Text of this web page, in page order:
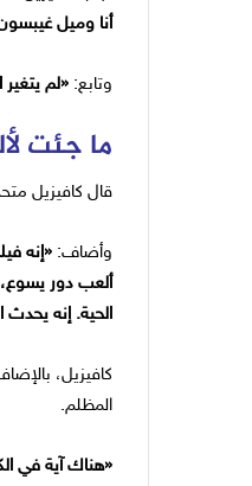
أنا وميل
وتابع: «لم يتغير الكثير خلال 2000 عام.
ما جئت
قال كافيزيل
وأضاف: «إنه
ألعب دور
الحية. إنه يحدث
كافيزيل،
المظلم.
«هناك آية في